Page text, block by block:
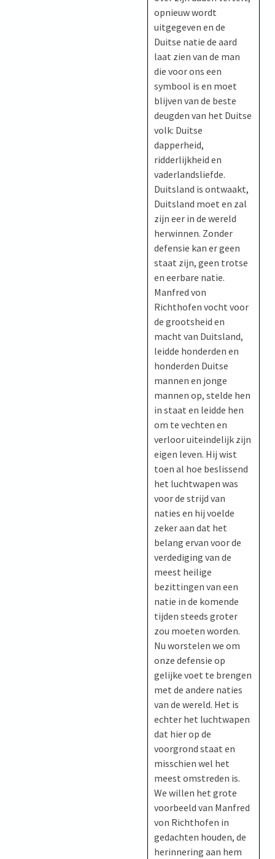
opnieuw wordt
uitgegeven en de
Duitse natie de aard
laat zien van de man
die voor ons een
symbool is en moet
blijven van de beste
deugden van het Duitse
volk: Duitse
dapperheid,
ridderlijkheid en
vaderlandsliefde.
Duitsland is ontwaakt,
Duitsland moet en zal
zijn eer in de wereld
herwinnen. Zonder
defensie kan er geen
staat zijn, geen trotse
en eerbare natie.
Manfred von
Richthofen vocht voor
de grootsheid en
macht van Duitsland,
leidde honderden en
honderden Duitse
mannen en jonge
mannen op, stelde hen
in staat en leidde hen
om te vechten en
verloor uiteindelijk zijn
eigen leven. Hij wist
toen al hoe beslissend
het luchtwapen was
voor de strijd van
naties en hij voelde
zeker aan dat het
belang ervan voor de
verdediging van de
meest heilige
bezittingen van een
natie in de komende
tijden steeds groter
zou moeten worden.
Nu worstelen we om
onze defensie op
gelijke voet te brengen
met de andere naties
van de wereld. Het is
echter het luchtwapen
dat hier op de
voorgrond staat en
misschien wel het
meest omstreden is.
We willen het grote
voorbeeld van Manfred
von Richthofen in
gedachten houden, de
herinnering aan hem